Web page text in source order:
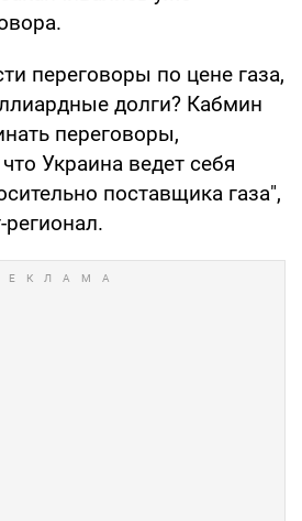
переговоры по цене газа,
долги? Кабмин
переговоры,
Украина ведет себя
поставщика газа",
регионал.